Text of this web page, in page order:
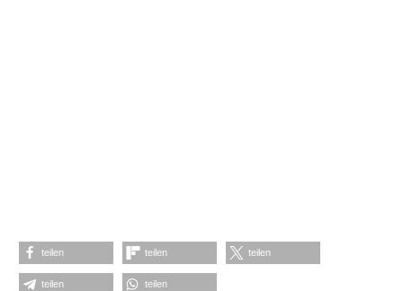
teilen teilen teilen
teilen teilen